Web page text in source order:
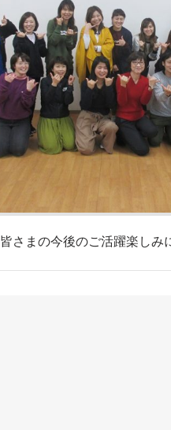
皆さまの今後のご活躍楽しみ